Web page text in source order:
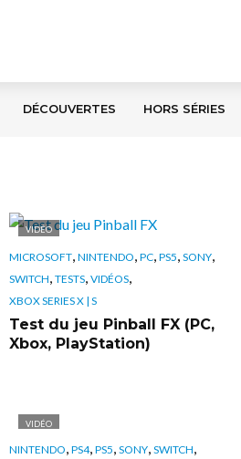
DÉCOUVERTES HORS SÉRIES
VIDÉO
MICROSOFT, NINTENDO, PC, PS5, SONY,
SWITCH, TESTS, VIDÉOS,
XBOX SERIES X | S
Test du jeu Pinball FX (PC,
Xbox, PlayStation)
VIDÉO
NINTENDO, PS4, PS5, SONY, SWITCH,